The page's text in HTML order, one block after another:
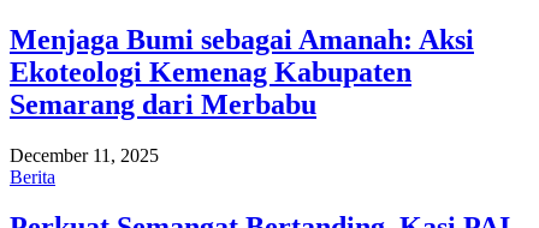
Menjaga Bumi sebagai Amanah: Aksi
Ekoteologi Kemenag Kabupaten
Semarang dari Merbabu
December 11, 2025
Berita